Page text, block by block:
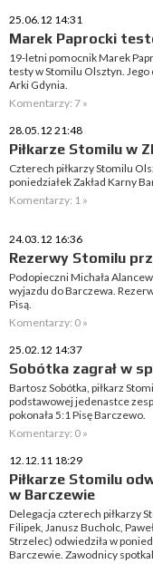
25.06.12 14:31
Marek Paprocki
19-letni pomocnik Marek
testy w Stomilu Olsztyn.
Arki Gdynia.
Komentarzy: 7 »
28.05.12 21:48
Piłkarze Stomilu w
Czterech piłkarzy Stomilu
poniedziałek Zakład Karny
Komentarzy: 1 »
24.03.12 16:36
Rezerwy Stomilu
Podopieczni Michała
wyjazdu do Barczewa.
Pisą.
Komentarzy: 0 »
25.02.12 14:37
Sobótka zagrał w
Bartosz Sobótka, piłkarz
podstawowej jedenastce
pokonała 5:1 Pisę Barczewo.
Komentarzy: 0 »
12.12.11 18:29
Piłkarze Stomilu
w Barczewie
Delegacja czterech piłkarzy
Filipek, Janusz Bucholc,
Strzelec) odwiedziła w
Barczewie. Zawodnicy